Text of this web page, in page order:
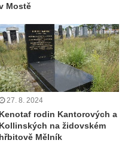
Mostě
27. 8. 2024
Kenotaf rodin Kantorových a
Kollinských na židovském
hřbitově Mělník